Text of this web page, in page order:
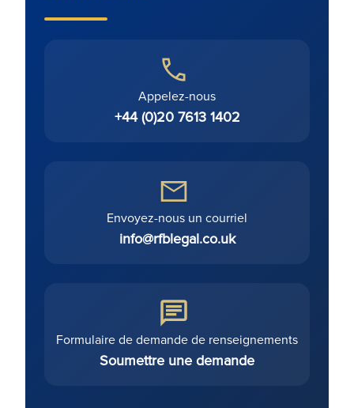
Appelez-nous
+44 (0)20 7613 1402
Envoyez-nous un courriel
info@rfblegal.co.uk
Formulaire de demande de renseignements
Soumettre une demande